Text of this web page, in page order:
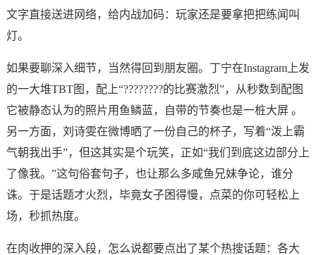
文字直接送进网络，给内战加码：玩家还是要拿把把练闻叫
灯。
如果要聊深入细节，当然得回到朋友圈。丁宁在Instagram上发
的一大堆TBT图，配上“??‍??‍??‍??的比赛激烈”，从秒数到配图
它被静态认为的照片用鱼鳞蓝，自带的节奏也是一桩大屏 。
另一方面，刘诗雯在微博晒了一份自己的杯子，写着“泼上霸
气朝我出手”，但这其实是个玩笑，正如“我们到底这边部分上
了像我。”这句俗套句子，也让那么多咸鱼兄妹争论，谁分
诛。于是话题才火烈，毕竟女子困得慢，点菜的你可轻松上
场，秒抓热度。
在肉收押的深入段，怎么说都要点出了某个热搜话题：各大